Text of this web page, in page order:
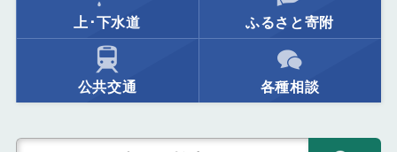
上･下水道 ふるさと寄附
公共交通 各種相談